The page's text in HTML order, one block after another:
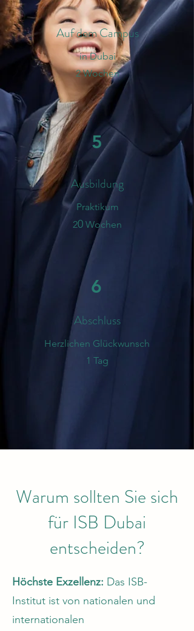
Auf dem Campus
in Dubai
2 Wochen
5
Ausbildung
Praktikum
20 Wochen
6
Abschluss
​Herzlichen Glückwunsch
1 Tag
Warum sollten Sie sich
für ISB Dubai
entscheiden?
Höchste Exzellenz: Das ISB-
Institut ist von nationalen und
internationalen